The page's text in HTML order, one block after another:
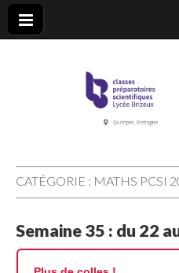
CPGE
CATÉGORIE : MATHS PCSI
Semaine 35 : du 22